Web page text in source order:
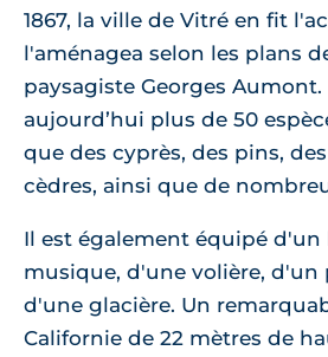
1867, la ville de Vitré en fit
l'aménagea selon les plans
paysagiste Georges
aujourd’hui plus de 50
que des cyprès, des pins,
cèdres, ainsi que de
Il est également équipé d'un
musique, d'une volière,
d'une glacière. Un
Californie de 22 mètres de